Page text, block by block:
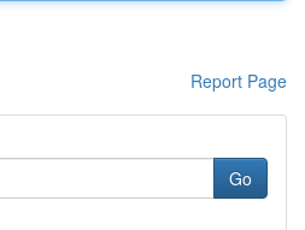
Report Page
Go